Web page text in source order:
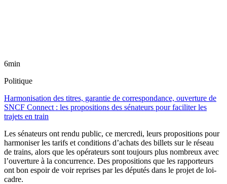
6min
Politique
Harmonisation des titres, garantie de correspondance, ouverture de
SNCF Connect : les propositions des sénateurs pour faciliter les
trajets en train
Les sénateurs ont rendu public, ce mercredi, leurs propositions pour
harmoniser les tarifs et conditions d’achats des billets sur le réseau
de trains, alors que les opérateurs sont toujours plus nombreux avec
l’ouverture à la concurrence. Des propositions que les rapporteurs
ont bon espoir de voir reprises par les députés dans le projet de loi-
cadre.